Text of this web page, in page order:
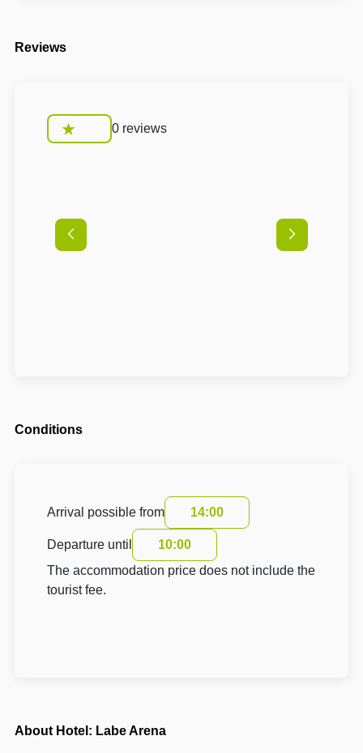
Reviews
0 reviews
Conditions
Arrival possible from 14:00
Departure until
10:00
The accommodation price does not include the
tourist fee.
About Hotel: Labe Arena